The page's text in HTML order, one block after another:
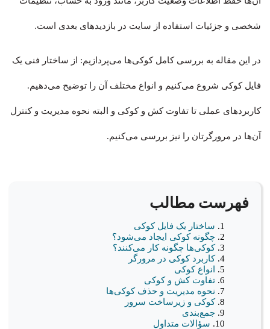
شخصی و جزئیات استفاده از سایت در بازدیدهای بعدی است.
در این مقاله به بررسی کامل کوکی‌ها می‌پردازیم: از ساختار فنی یک
فایل کوکی شروع می‌کنیم و انواع مختلف آن را توضیح می‌دهیم.
کاربردهای عملی تا تفاوت کش و کوکی و البته نحوه مدیریت و کنترل
آن‌ها در مرورگرتان را نیز بررسی می‌کنیم.
فهرست مطالب
ساختار یک فایل کوکی
چگونه کوکی ایجاد می‌شود؟
کوکی‌ها چگونه کار می‌کنند؟
کاربرد کوکی در مرورگر
انواع کوکی
تفاوت کش و کوکی
نحوه مدیریت و حذف کوکی‌ها
کوکی و زیرساخت سرور
جمع‌بندی
سؤالات متداول